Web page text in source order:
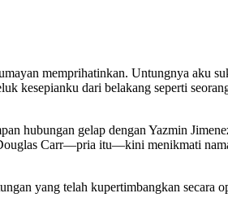
memprihatinkan. Untungnya aku
kesepianku dari belakang seperti
hubungan gelap dengan Yazmin
Carr—pria itu—kini menikmati
yang telah kupertimbangkan secara